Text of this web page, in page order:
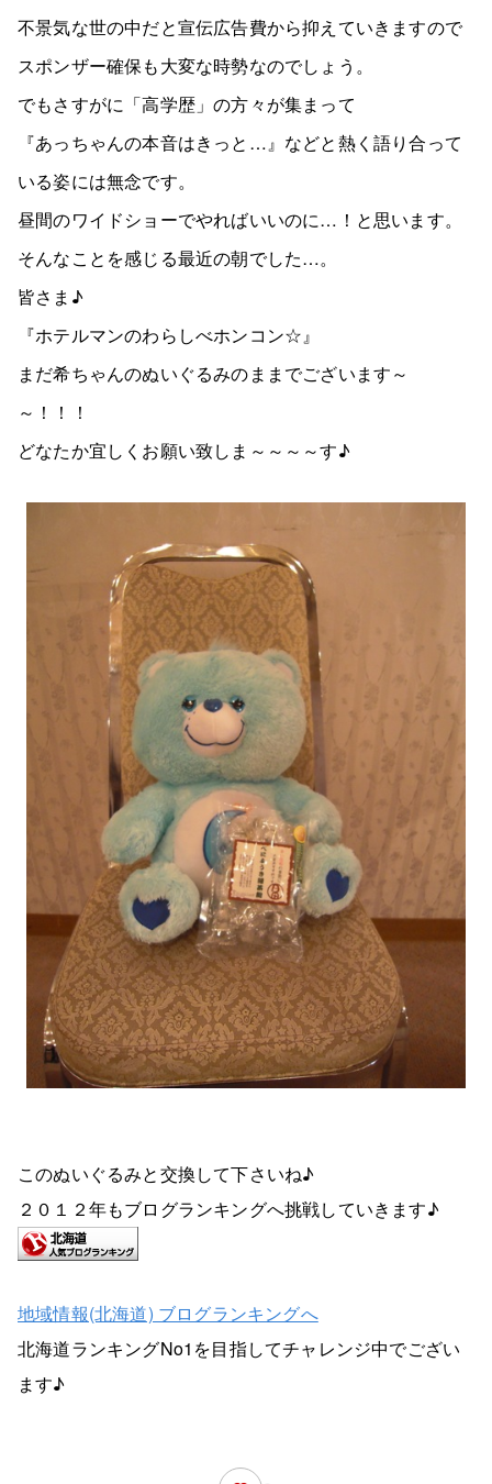
不景気な世の中だと宣伝広告費から抑えていきますので
スポンザー確保も大変な時勢なのでしょう。
でもさすがに「高学歴」の方々が集まって
『あっちゃんの本音はきっと…』などと熱く語り合って
いる姿には無念です。
昼間のワイドショーでやればいいのに…！と思います。
そんなことを感じる最近の朝でした…。
皆さま♪
『ホテルマンのわらしべホンコン☆』
まだ希ちゃんのぬいぐるみのままでございます～
～！！！
どなたか宜しくお願い致しま～～～～す♪
このぬいぐるみと交換して下さいね♪
２０１２年もブログランキングへ挑戦していきます♪
地域情報(北海道) ブログランキングへ
北海道ランキングNo1を目指してチャレンジ中でござい
ます♪